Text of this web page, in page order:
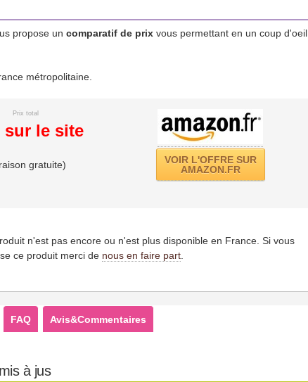
propose un comparatif de prix vous permettant en un coup d'oeil
métropolitaine.
Prix total
sur le site
gratuite)
VOIR L'OFFRE SUR
AMAZON.FR
n'est pas encore ou n'est plus disponible en France. Si vous
ce produit merci de nous en faire part
FAQ Avis&Commentaires
à jus